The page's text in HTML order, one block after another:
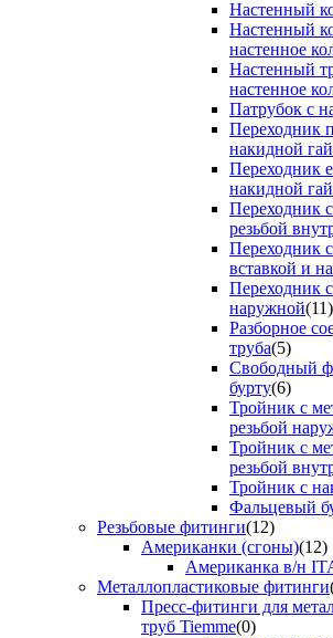
Настенный
Настенный
настенное
Настенный
настенное
Патрубок с
Переходник
накидной
Переходник
накидной
Переходник
резьбой
Переходник
вставкой и
Переходник
наружной(11)
Разборное
труба(5)
Свободный
бурту(6)
Тройник с
резьбой
Тройник с
резьбой
Тройник с
Фальцевый
Резьбовые фитинги(12)
Американки (сгоны)(12)
Американка в/н
Металлопластиковые фитинги
Пресс-фитинги для
труб Tiemme(0)